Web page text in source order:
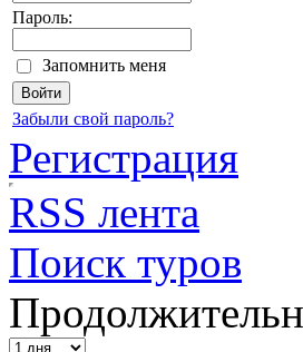
Пароль:
Запомнить меня
Забыли свой пароль?
Регистрация
RSS лента
Поиск туров